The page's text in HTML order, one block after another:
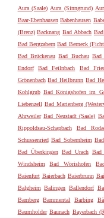
Aura (Saale) Aura (Sinngrund)
Baar-Ebenhausen Babenhausen
(Brenz) Backnang Bad Abbach
Bad Bergzabern Bad Berneck
Bad Brückenau Bad Buchau Bad
Endorf
Bad Feilnbach Bad
Grönenbach Bad Heilbrunn Bad
Kohlgrub Bad Königshofen im
Liebenzell Bad Marienberg
Ahrweiler Bad Neustadt (Saale)
Rippoldsau-Schapbach
Bad
Schussenried Bad Sobernheim
Bad Überkingen Bad Urach Bad
Windsheim
Bad Wörishofen
Baienfurt Baierbach Baierbrunn
Balgheim Balingen Ballendorf
Bamberg
Bammental Barbing
Baumholder Baunach Bayerbach